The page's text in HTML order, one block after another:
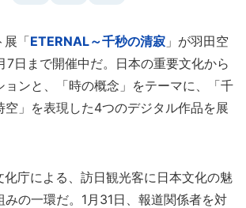
展「ETERNAL～千秒の清寂 」が羽田空
日まで開催中だ。日本の重要文化から
ョンと、「時の概念」をテーマに、「千
空」を表現した4つのデジタル作品を展
庁による、訪日観光客に日本文化の魅
みの一環だ。1月31日、報道関係者を対